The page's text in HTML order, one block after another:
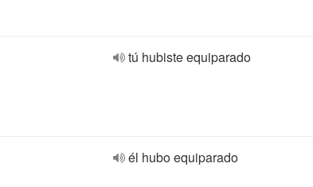
tú hubiste equiparado
él hubo equiparado